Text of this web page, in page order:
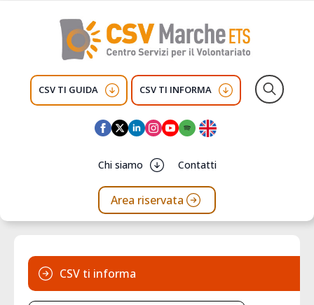
CSV TI GUIDA CSV TI INFORMA
Chi siamo Contatti
Area riservata
CSV ti informa